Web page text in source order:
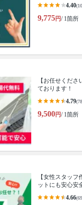
4.40
9,775円/ 1箇所
【お任せくださ
ております！
4.79
9,500円/ 1箇所
【女性スタッフ
ットにも安心安
4.66